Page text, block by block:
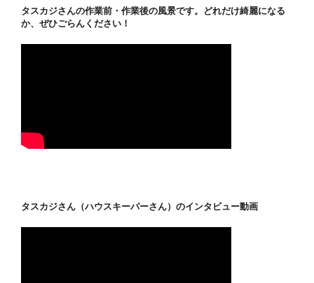
タスカジさんの作業前・作業後の風景です。どれだけ綺麗になる
か、ぜひごらんください！
タスカジさん（ハウスキーパーさん）のインタビュー動画